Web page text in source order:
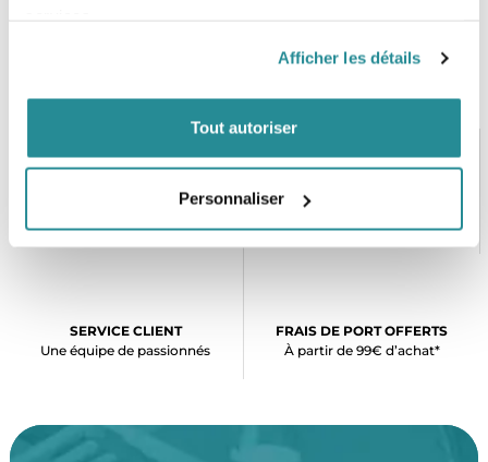
Afficher les détails
Tout autoriser
Personnaliser
PAIEMENT SÉCURISÉ
CB, VISA, Mastercard, ALMA
STOCK EN TEMPS RÉEL
Plus de 5000 produits en stock
SERVICE CLIENT
Une équipe de passionnés
FRAIS DE PORT OFFERTS
À partir de 99€ d’achat*